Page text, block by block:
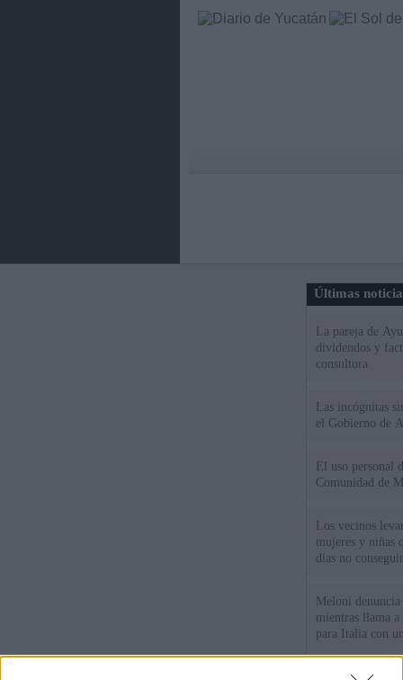
Últimas
La pareja de
dividendos y
consultora
Las incógnitas
el Gobierno de
El uso personal
Comunidad de
Los vecinos
mujeres y niñas
días no
Meloni
mientras llama
para Italia con
España tiene